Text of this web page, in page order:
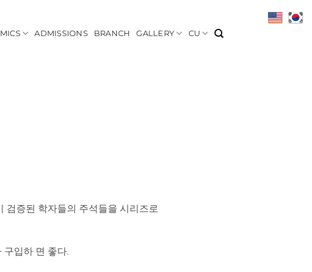
ADMISSIONS BRANCH GALLERY CU
검증된 학자들의 주석들을 시리즈로
구입하 면 좋다.